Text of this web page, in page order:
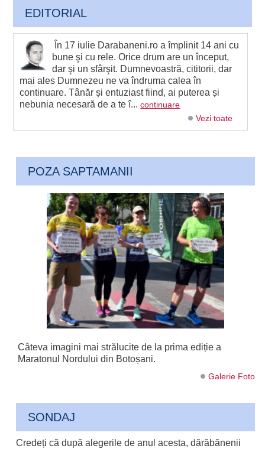
EDITORIAL
În 17 iulie Darabaneni.ro a împlinit 14 ani cu
bune şi cu rele. Orice drum are un început,
dar şi un sfârşit. Dumnevoastră, cititorii, dar
mai ales Dumnezeu ne va îndruma calea în
continuare. Tânăr și entuziast fiind, ai puterea și
nebunia necesară de a te î...continuare
Vezi toate
POZA SAPTAMANII
Câteva imagini mai strălucite de la prima ediție a
Maratonul Nordului din Botoșani.
Galerie Foto
SONDAJ
Credeți că după alegerile de anul acesta, dărăbănenii